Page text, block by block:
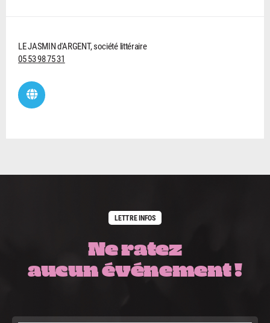
LE JASMIN d'ARGENT, société littéraire
05 53 98 75 31
LETTRE INFOS
Ne ratez
aucun événement !